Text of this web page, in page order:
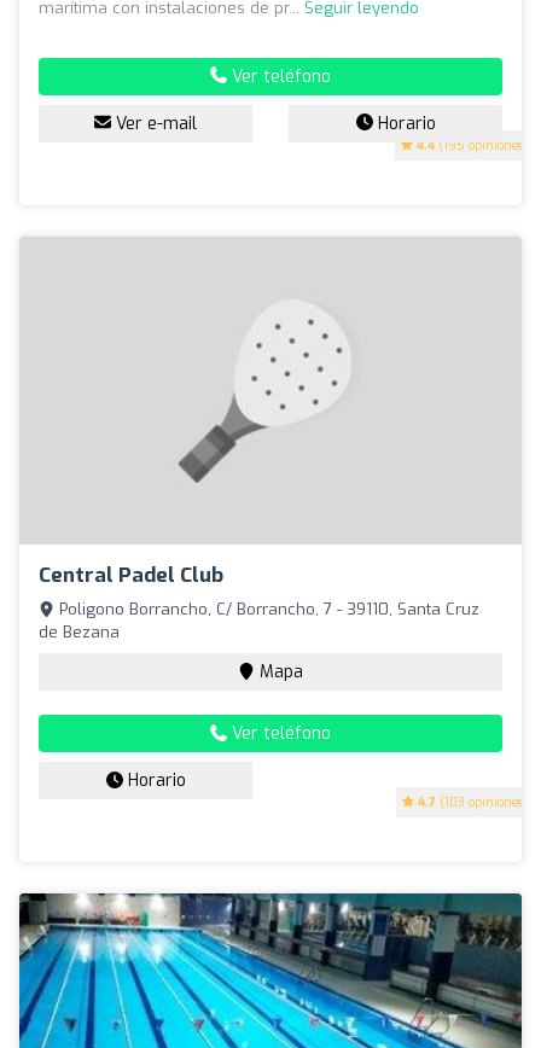
4.4 (195 opiniones)
marítima con instalaciones de pr... Seguir leyendo
Ver teléfono
Ver e-mail Horario
Central Padel Club
4.7 (103 opiniones)
Poligono Borrancho, C/ Borrancho, 7 - 39110, Santa Cruz
de Bezana
Mapa
Ver teléfono
Horario